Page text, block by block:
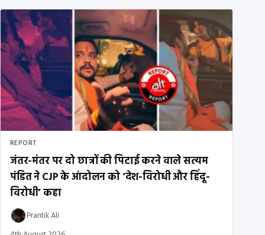
REPORT
जंतर-मंतर पर दो छात्रों की पिटाई करने वाले सत्यम
पंडित ने CJP के आंदोलन को ‘देश-विरोधी और हिंदू-
विरोधी’ कहा
Prantik Ali